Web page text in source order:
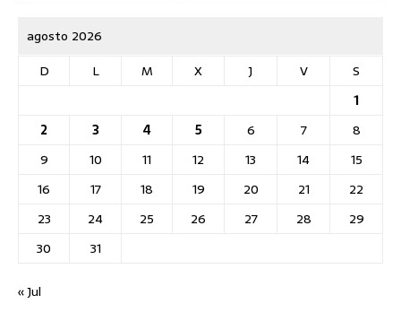
agosto 2026
D
L M X J V
S
1
2
3 4 5 6 7
8
9
10 11 12 13 14
15
16
17 18 19 20 21
22
23
24 25 26 27 28
29
30
31
« Jul